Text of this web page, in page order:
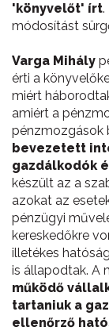
'könyvelőt' írt.
módosítást
Varga Mihály
érti a
miért
amiért a
pénzmozgások
bevezetett
gazdálkodók
készült az a
azokat az
pénzügyi
kereskedőkre
illetékes
is állapodtak. A
működő
tartaniuk a
ellenőrző